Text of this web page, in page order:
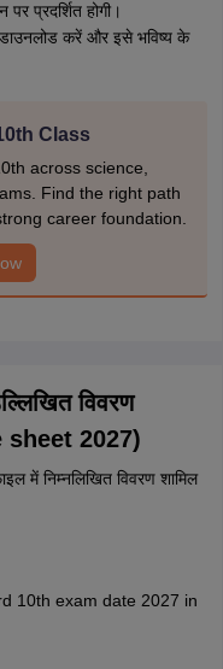
प्रदर्शित होगी।
डाउनलोड करें और इसे भविष्य के
Class
across science,
Find the right path
career foundation.
विवरण
2027)
में निम्नलिखित विवरण शामिल
10th exam date 2027 in